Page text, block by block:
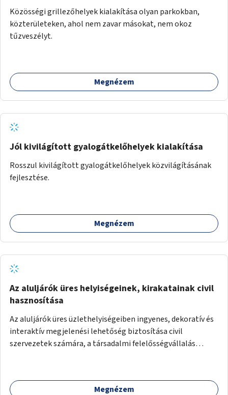
Közösségi grillezőhelyek kialakítása olyan parkokban,
közterületeken, ahol nem zavar másokat, nem okoz
tűzveszélyt.
Megnézem
Jól kivilágított gyalogátkelőhelyek kialakítása
Rosszul kivilágított gyalogátkelőhelyek közvilágításának
fejlesztése.
Megnézem
Az aluljárók üres helyiségeinek, kirakatainak civil
hasznosítása
Az aluljárók üres üzlethelyiségeiben ingyenes, dekoratív és
interaktív megjelenési lehetőség biztosítása civil
szervezetek számára, a társadalmi felelősségvállalás
például rajzokkal, kérdésekkel, üzenetküldési lehetőséggel
vagy akciónapokkal – bérleti és közüzemi díjak nélkül, a
Megnézem